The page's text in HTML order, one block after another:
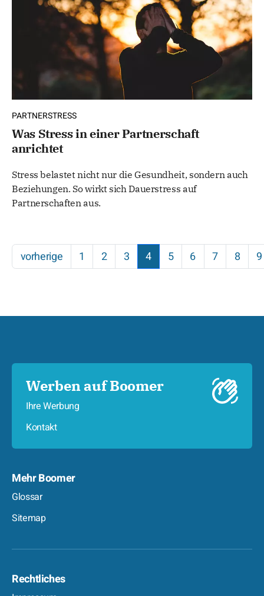
PARTNERSTRESS
Was Stress in einer Partnerschaft
anrichtet
Stress belastet nicht nur die Gesundheit, sondern auch
Beziehungen. So wirkt sich Dauerstress auf
Partnerschaften aus.
vorherige 1 2 3 4 5 6 7 8 9
Werben auf Boomer
Ihre Werbung
Kontakt
Mehr Boomer
Glossar
Sitemap
Rechtliches